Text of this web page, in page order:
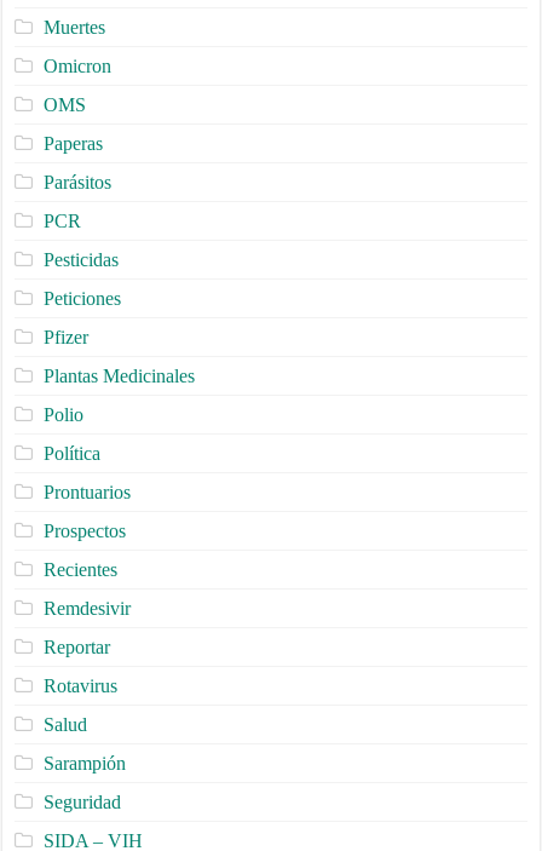
Muertes
Omicron
OMS
Paperas
Parásitos
PCR
Pesticidas
Peticiones
Pfizer
Plantas Medicinales
Polio
Política
Prontuarios
Prospectos
Recientes
Remdesivir
Reportar
Rotavirus
Salud
Sarampión
Seguridad
SIDA – VIH